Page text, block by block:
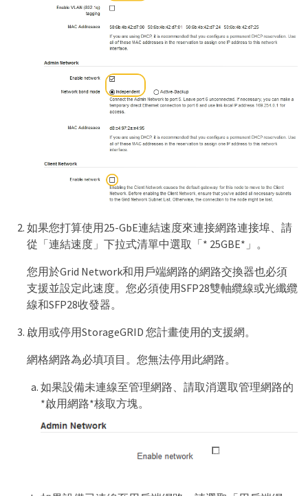
如果您打算使用25-GbE連結速度來連接網路連接埠、請
從「連結速度」下拉式清單中選取「* 25GBE*」。
您用於Grid Network和用戶端網路的網路交換器也必須
支援並設定此速度。您必須使用SFP28雙軸纜線或光纖纜
線和SFP28收發器。
啟用或停用StorageGRID 您計畫使用的支援網。
網格網路為必填項目。您無法停用此網路。
如果設備未連線至管理網路、請取消選取管理網路的
*啟用網路*核取方塊。